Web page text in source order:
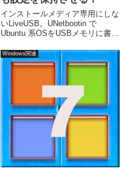
インストールメディア専用にしな
いLiveUSB。UNetbootin で
Ubuntu 系OSをUSBメモリに書き
で、ライブ起動時に設定した内容
をその後も保持可能になり、
Windows関連